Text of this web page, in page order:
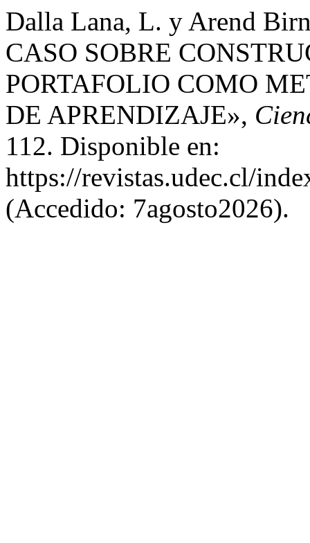
Dalla Lana, L. y Arend
CASO SOBRE
PORTAFOLIO COMO
DE APRENDIZAJE»,
112. Disponible en:
https://revistas.udec.cl/
(Accedido: 7agosto2026).